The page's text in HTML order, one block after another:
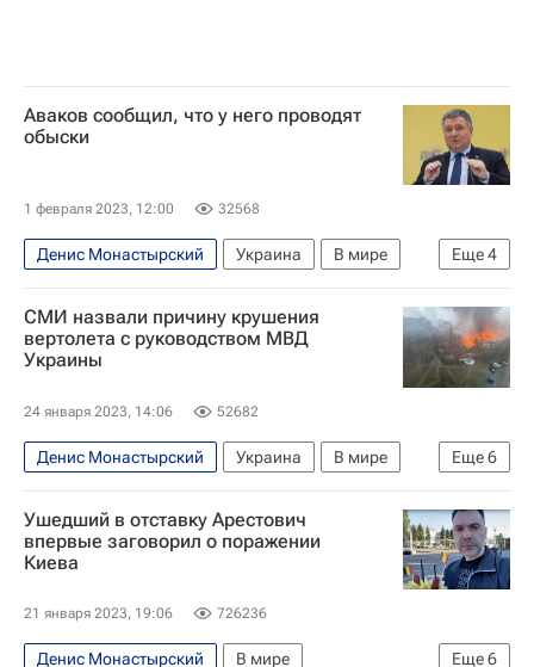
Аваков сообщил, что у него проводят
обыски
1 февраля 2023, 12:00 32568
Еще4
Денис Монастырский Украина
В мире
Арсен Аваков
МВД Украины
Киевская область
Бровары
СМИ назвали причину крушения
вертолета с руководством МВД
Украины
24 января 2023, 14:06 52682
Еще6
Денис Монастырский Украина
В мире
Владимир Зеленский
Евгений Енин
Бровары
Киевская область
Служба безопасности Украины
Ушедший в отставку Арестович
впервые заговорил о поражении
Киева
21 января 2023, 19:06 726236
Еще6
Денис Монастырский
В мире